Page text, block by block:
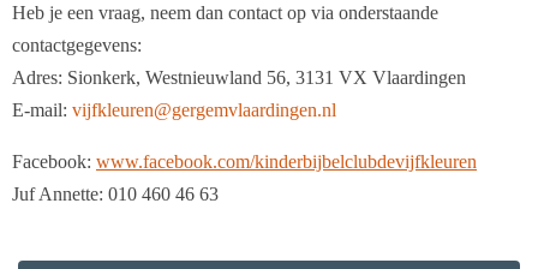
Heb je een vraag, neem dan contact op via onderstaande
contactgegevens:
Adres: Sionkerk, Westnieuwland 56, 3131 VX Vlaardingen
E-mail: vijfkleuren@gergemvlaardingen.nl
Facebook: www.facebook.com/kinderbijbelclubdevijfkleuren
Juf Annette: 010 460 46 63